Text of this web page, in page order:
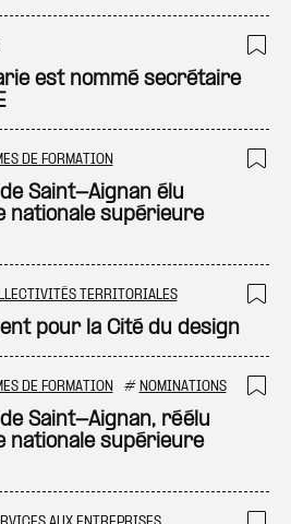
est nommé secrétaire
DE FORMATION
Saint-Aignan élu
nationale supérieure
TERRITORIALES
pour la Cité du design
DE FORMATION # NOMINATIONS
Saint-Aignan, réélu
nationale supérieure